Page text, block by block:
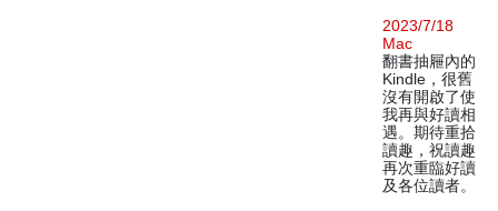
2023/7/18
Mac
翻書抽屜內的
Kindle，很舊
沒有開啟了使
我再與好讀相
遇。期待重拾
讀趣，祝讀趣
再次重臨好讀
及各位讀者。